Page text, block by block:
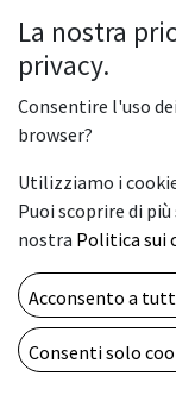
La nostra
privacy.
Consentire l'uso
browser?
Utilizziamo i
Puoi scoprire di
nostra Politica sui
Acconsento a
Consenti solo